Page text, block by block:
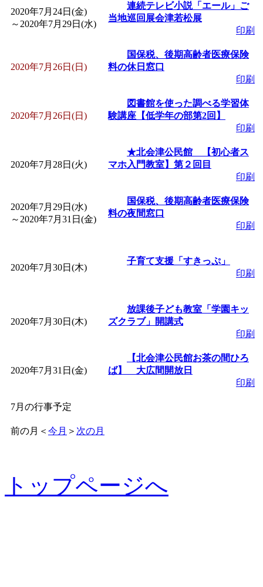
2020年7月24日(金)
～ 2020年7月29日(水)
連続テレビ小説「エール」ご
当地巡回展会津若松展
印刷
2020年7月26日(日)
国保税、後期高齢者医療保険
料の休日窓口
印刷
2020年7月26日(日)
図書館を使った調べる学習体
験講座【低学年の部第2回】
印刷
2020年7月28日(火)
★北会津公民館 【初心者ス
マホ入門教室】第２回目
印刷
2020年7月29日(水)
～ 2020年7月31日(金)
国保税、後期高齢者医療保険
料の夜間窓口
印刷
2020年7月30日(木)
子育て支援「すきっぷ」
印刷
2020年7月30日(木)
放課後子ども教室「学園キッ
ズクラブ」開講式
印刷
2020年7月31日(金)
【北会津公民館お茶の間ひろ
ば】 大広間開放日
印刷
7月の行事予定
前の月 ＜ 今月 ＞ 次の月
トップページへ